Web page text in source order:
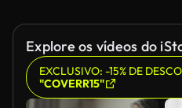
Explore os vídeos do
EXCLUSIVO: -15% DE
"COVERR15"